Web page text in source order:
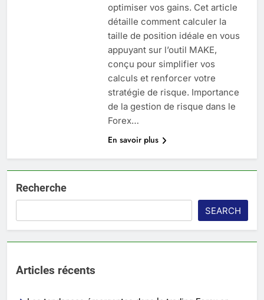
optimiser vos gains. Cet article
détaille comment calculer la
taille de position idéale en vous
appuyant sur l’outil MAKE,
conçu pour simplifier vos
calculs et renforcer votre
stratégie de risque. Importance
de la gestion de risque dans le
Forex…
En savoir plus
Recherche
SEARCH
Articles récents